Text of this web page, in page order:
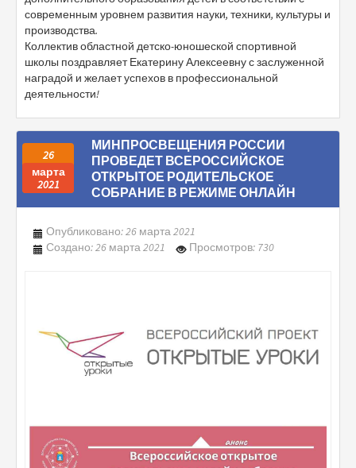
современным уровнем развития науки, техники, культуры и
производства.
Коллектив областной детско-юношеской спортивной
школы поздравляет Екатерину Алексеевну с заслуженной
наградой и желает успехов в профессиональной
деятельности!
26
марта
2021
МИНПРОСВЕЩЕНИЯ РОССИИ
ПРОВЕДЕТ ВСЕРОССИЙСКОЕ
ОТКРЫТОЕ РОДИТЕЛЬСКОЕ
СОБРАНИЕ В РЕЖИМЕ ОНЛАЙН
Опубликовано: 26 марта 2021
Создано: 26 марта 2021
Просмотров: 730